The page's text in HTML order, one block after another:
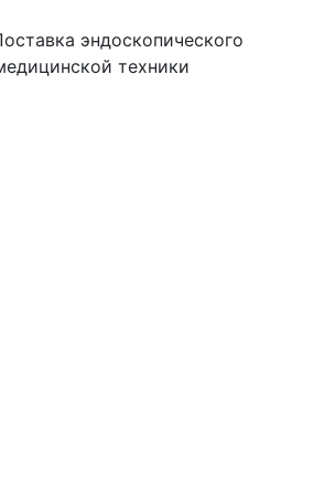
эндоскопического
техники